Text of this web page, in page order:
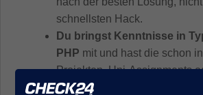
schnellsten Hack.
Du bringst Kenntnisse in
PHP mit und hast die schon
Projekten, Uni-Assignments
ausprobiert.